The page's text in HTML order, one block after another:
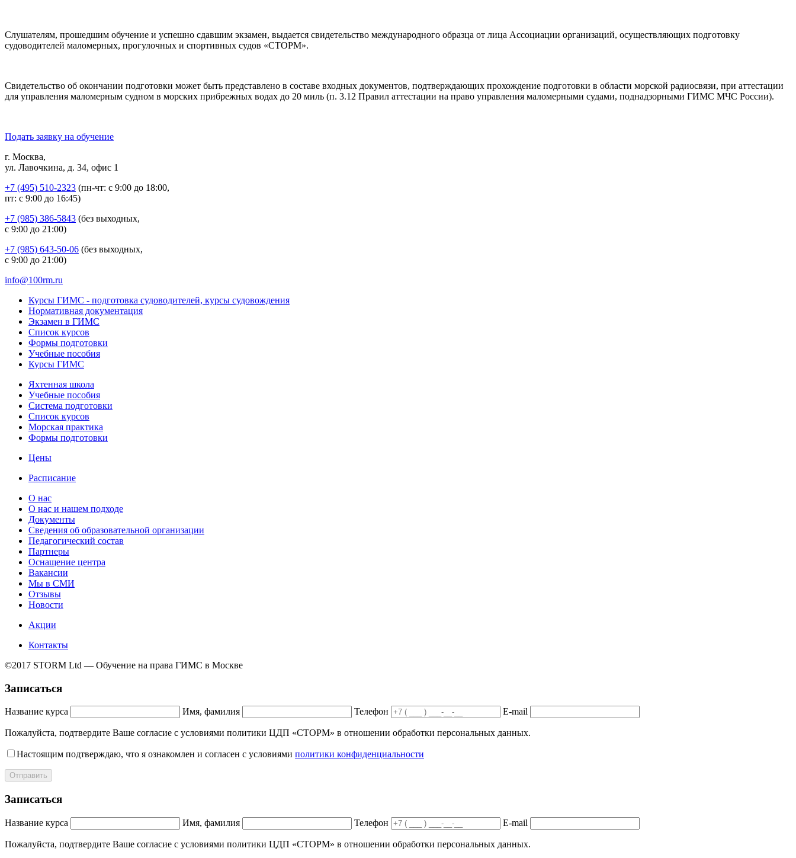
Слушателям, прошедшим обучение и успешно сдавшим экзамен, выдается свидетельство международного образца от лица Ассоциации организаций, осуществляющих подготовку
судоводителей маломерных, прогулочных и спортивных судов «СТОРМ».
Свидетельство об окончании подготовки может быть представлено в составе входных документов, подтверждающих прохождение подготовки в области морской радиосвязи, при аттестации
для управления маломерным судном в морских прибрежных водах до 20 миль (п. 3.12 Правил аттестации на право управления маломерными судами, поднадзорными ГИМС МЧС России).
Подать заявку на обучение
г. Москва,
ул. Лавочкина, д. 34, офис 1
+7 (495) 510-2323 (пн-чт: с 9:00 до 18:00,
пт: с 9:00 до 16:45)
+7 (985) 386-5843 (без выходных,
с 9:00 до 21:00)
+7 (985) 643-50-06 (без выходных,
с 9:00 до 21:00)
info@100rm.ru
Курсы ГИМС - подготовка судоводителей, курсы судовождения
Нормативная документация
Экзамен в ГИМС
Список курсов
Формы подготовки
Учебные пособия
Курсы ГИМС
Яхтенная школа
Учебные пособия
Cистема подготовки
Список курсов
Морская практика
Формы подготовки
Цены
Расписание
О нас
О нас и нашем подходе
Документы
Сведения об образовательной организации
Педагогический состав
Партнеры
Оснащение центра
Вакансии
Мы в СМИ
Отзывы
Новости
Акции
Контакты
©2017 STORM Ltd — Обучение на права ГИМС в Москве
Записаться
Название курса Имя, фамилия Телефон E-mail
Пожалуйста, подтвердите Ваше согласие с условиями политики ЦДП «СТОРМ» в отношении обработки персональных данных.
Настоящим подтверждаю, что я ознакомлен и согласен с условиями политики конфиденциальности
Отправить
Записаться
Название курса Имя, фамилия Телефон E-mail
Пожалуйста, подтвердите Ваше согласие с условиями политики ЦДП «СТОРМ» в отношении обработки персональных данных.